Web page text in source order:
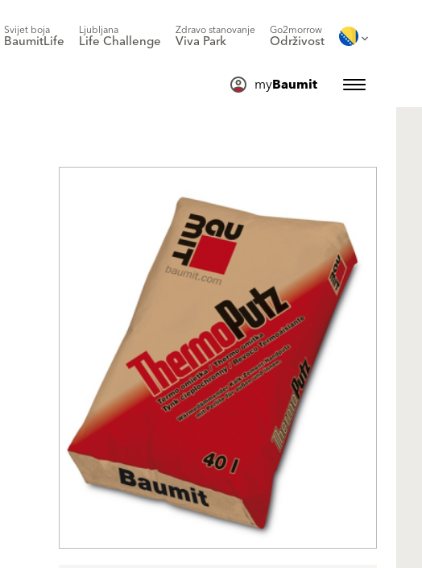
Svijet boja
BaumitLife
Ljubljana
Life Challenge
Zdravo stanovanje
Viva Park
Go2morrow
Održivost
myBaumit